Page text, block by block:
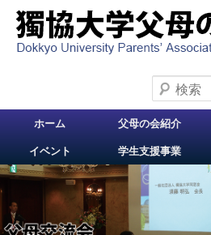
検索
メインメニュー
メインコンテンツへ
移動
ホーム 父母の会紹介
イベント
学生支援事業